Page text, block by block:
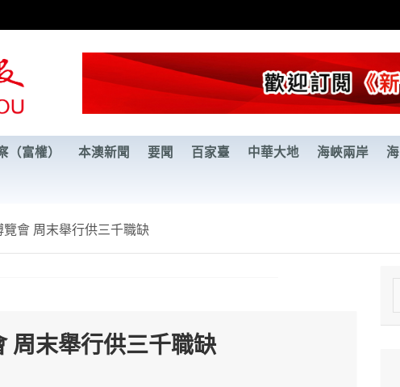
（富權） 本澳新聞 要聞 百家臺 中華大地 海峽兩岸
會 周末舉行供三千職缺
周末舉行供三千職缺
e